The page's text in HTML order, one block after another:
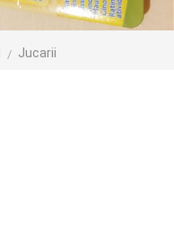
Jucarii